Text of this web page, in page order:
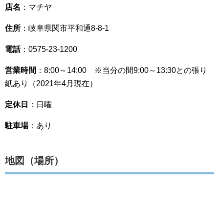
店名 ：マチヤ
住所 ：岐阜県関市平和通8-8-1
電話：0575-23-1200
営業時間 ：8:00～14:00 ※当分の間9:00～13:30との張り
紙あり（2021年4月現在）
定休日 ：日曜
駐車場：あり
地図（場所）